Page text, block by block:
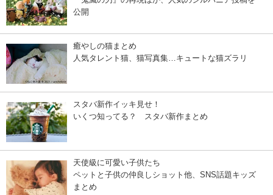
公開
癒やしの猫まとめ
人気タレント猫、猫写真集…キュートな猫ズラリ
スタバ新作イッキ見せ！
いくつ知ってる？ スタバ新作まとめ
天使級に可愛い子供たち
ペットと子供の仲良しショット他、SNS話題キッズ
まとめ